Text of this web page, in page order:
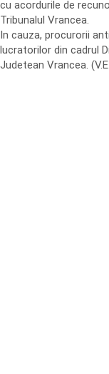
cu acordurile de
Tribunalul Vrancea.
In cauza, procurorii
lucratorilor din cadrul
Judetean Vrancea.